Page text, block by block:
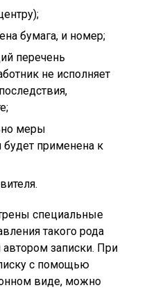
бумага, и номер;
перечень
не исполняет
меры
будет применена к
специальные
такого рода
записки. При
с помощью
виде, можно